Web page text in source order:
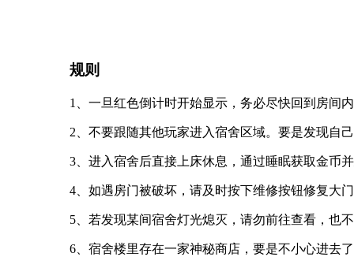
规则
1、一旦红色倒计时开始显示，务必尽快回到房间
2、不要跟随其他玩家进入宿舍区域。要是发现自
3、进入宿舍后直接上床休息，通过睡眠获取金币
4、如遇房门被破坏，请及时按下维修按钮修复大
5、若发现某间宿舍灯光熄灭，请勿前往查看，也
6、宿舍楼里存在一家神秘商店，要是不小心进去